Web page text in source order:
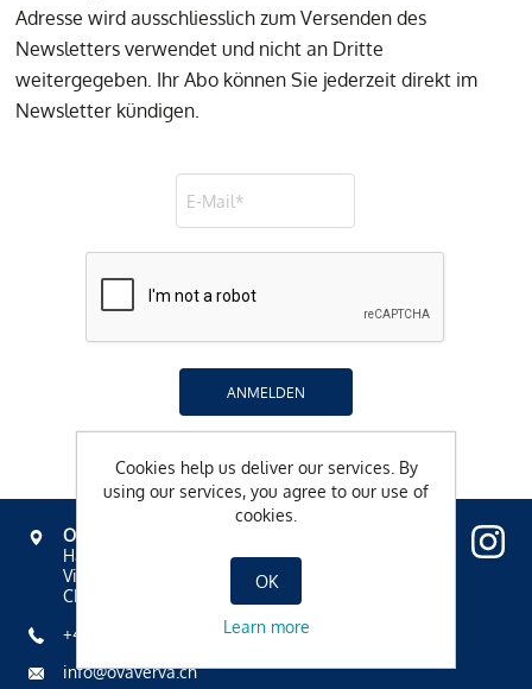
Adresse wird ausschliesslich zum Versenden des
Newsletters verwendet und nicht an Dritte
weitergegeben. Ihr Abo können Sie jederzeit direkt im
Newsletter kündigen.
ANMELDEN
OVAVERVA
Hallenbad, Spa & Sportzentrum
Via Mezdi 17
CH-7500 St. Moritz
+41 81 836 61 00
info@ovaverva.ch
Cookies help us deliver our services. By
using our services, you agree to our use of
cookies.
OK
Learn more